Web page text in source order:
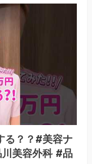
る？？#美容ナ
美容外科 #品